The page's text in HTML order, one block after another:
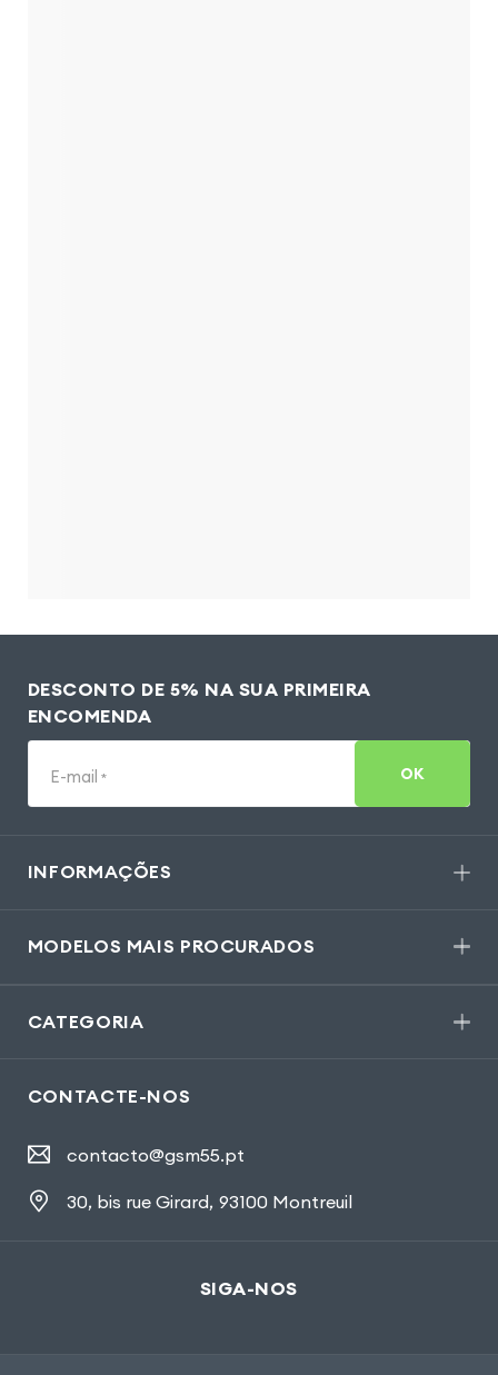
DESCONTO DE 5% NA SUA PRIMEIRA
ENCOMENDA
E-mail * OK
INFORMAÇÕES
MODELOS MAIS PROCURADOS
CATEGORIA
CONTACTE-NOS
contacto@gsm55.pt
30, bis rue Girard, 93100 Montreuil
SIGA-NOS